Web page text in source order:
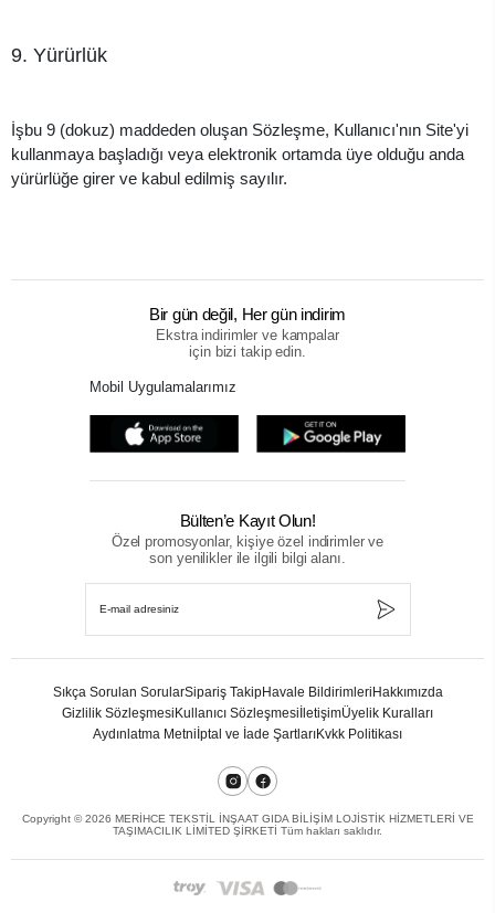
9. Yürürlük
İşbu 9 (dokuz) maddeden oluşan Sözleşme, Kullanıcı'nın Site'yi
kullanmaya başladığı veya elektronik ortamda üye olduğu anda
yürürlüğe girer ve kabul edilmiş sayılır.
Bir gün değil, Her gün indirim
Ekstra indirimler ve kampalar
için bizi takip edin.
Mobil Uygulamalarımız
Bülten’e Kayıt Olun!
Özel promosyonlar, kişiye özel indirimler ve
son yenilikler ile ilgili bilgi alanı.
Sıkça Sorulan SorularSipariş TakipHavale Bildirimleri Hakkımızda
Gizlilik Sözleşmesi Kullanıcı Sözleşmesi İletişimÜyelik Kuralları
Aydınlatma Metni İptal ve İade ŞartlarıKvkk Politikası
Copyright ©2026 MERİHCE TEKSTİL İNŞAAT GIDA BİLİŞİM LOJİSTİK HİZMETLERİ VE
TAŞIMACILIK LİMİTED ŞİRKETİ Tüm hakları saklıdır.